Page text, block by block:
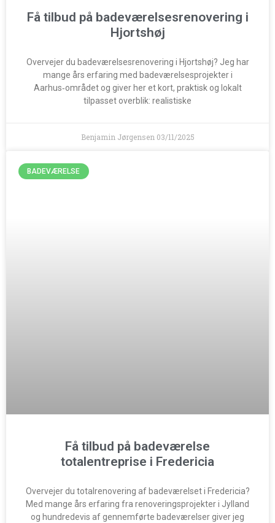
Få tilbud på badeværelsesrenovering i
Hjortshøj
Overvejer du badeværelsesrenovering i Hjortshøj? Jeg har
mange års erfaring med badeværelsesprojekter i
Aarhus‑området og giver her et kort, praktisk og lokalt
tilpasset overblik: realistiske
Benjamin Jørgensen 03/11/2025
BADEVÆRELSE
Få tilbud på badeværelse
totalentreprise i Fredericia
Overvejer du totalrenovering af badeværelset i Fredericia?
Med mange års erfaring fra renoveringsprojekter i Jylland
og hundredevis af gennemførte badeværelser giver jeg